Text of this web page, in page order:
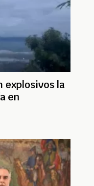
explosivos la
en